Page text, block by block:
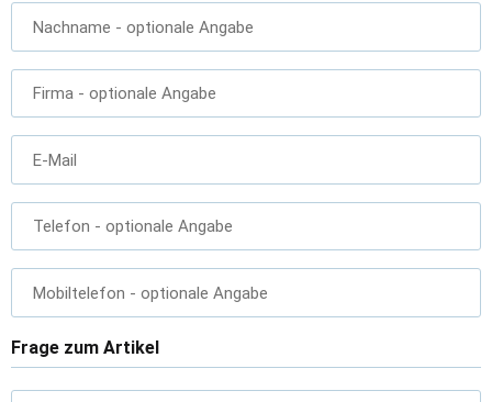
Nachname - optionale Angabe
Firma - optionale Angabe
E-Mail
Telefon - optionale Angabe
Mobiltelefon - optionale Angabe
Frage zum Artikel